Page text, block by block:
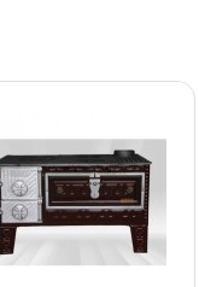
дизайн,
дърва с марка
разцепени по-
важно при